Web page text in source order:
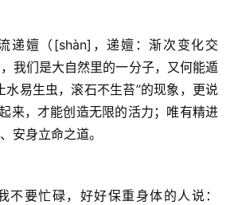
递嬗（[shàn]，递嬗：渐次变化交
我们是大自然里的一分子，又何能遁
水易生虫，滚石不生苔”的现象，更说
来，才能创造无限的活力；唯有精进
安身立命之道。
不要忙碌，好好保重身体的人说：